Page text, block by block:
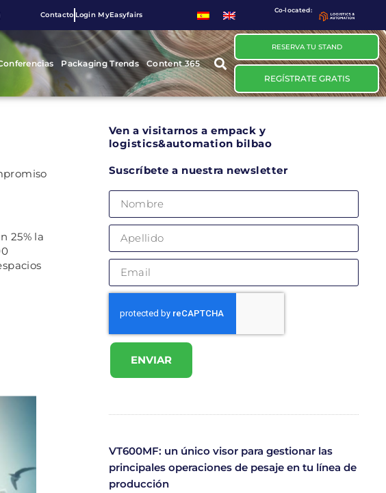
Contacto Login MyEasyfairs
Co-located:
Packaging Trends Content 365
RESERVA TU STAND
REGÍSTRATE GRATIS
25% la
Ven a visitarnos a empack y
logistics&automation bilbao
Suscríbete a nuestra newsletter
ENVIAR
VT600MF: un único visor para gestionar las
principales operaciones de pesaje en tu línea de
producción